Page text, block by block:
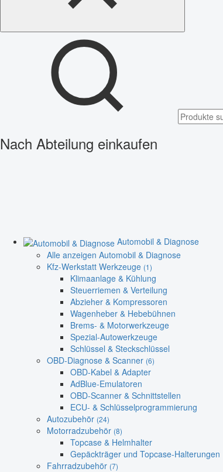
Nach Abteilung einkaufen
Automobil & Diagnose
Alle anzeigen Automobil & Diagnose
Kfz-Werkstatt Werkzeuge (1)
Klimaanlage & Kühlung
Steuerriemen & Verteilung
Abzieher & Kompressoren
Wagenheber & Hebebühnen
Brems- & Motorwerkzeuge
Spezial-Autowerkzeuge
Schlüssel & Steckschlüssel
OBD-Diagnose & Scanner (6)
OBD-Kabel & Adapter
AdBlue-Emulatoren
OBD-Scanner & Schnittstellen
ECU- & Schlüsselprogrammierung
Autozubehör (24)
Motorradzubehör (8)
Topcase & Helmhalter
Gepäckträger und Topcase-Halterungen
Fahrradzubehör (7)